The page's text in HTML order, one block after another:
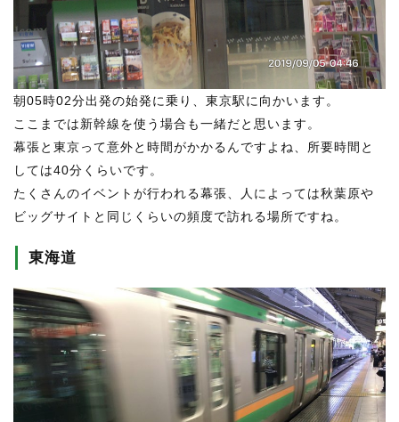
朝05時02分出発の始発に乗り、東京駅に向かいます。
ここまでは新幹線を使う場合も一緒だと思います。
幕張と東京って意外と時間がかかるんですよね、所要時間と
しては40分くらいです。
たくさんのイベントが行われる幕張、人によっては秋葉原や
ビッグサイトと同じくらいの頻度で訪れる場所ですね。
東海道